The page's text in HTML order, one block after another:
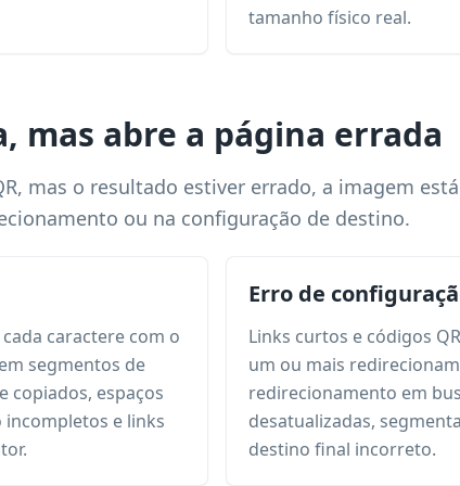
tamanho físico real.
mas abre a página errada
mas o resultado estiver errado, a imagem
ou na configuração de destino.
caractere com o
segmentos de
copiados, espaços
e links
Erro de
Links curtos e códigos
um ou mais
redirecionamento em
desatualizadas,
destino final incorreto.